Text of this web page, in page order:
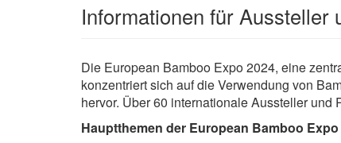
Informationen für Aussteller
Die European Bamboo Expo 2024, eine
konzentriert sich auf die Verwendung von
hervor. Über 60 internationale Aussteller
Hauptthemen der European Bamboo Expo